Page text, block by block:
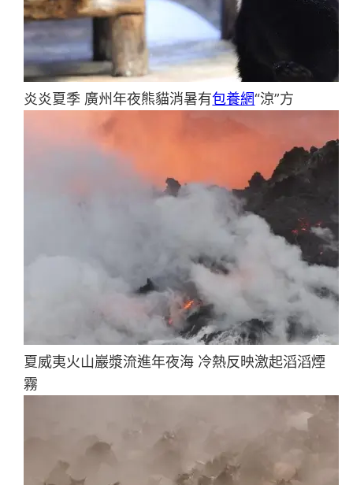
炎炎夏季 廣州年夜熊貓消暑有包養網“涼”方
夏威夷火山巖漿流進年夜海 冷熱反映激起滔滔煙
霧